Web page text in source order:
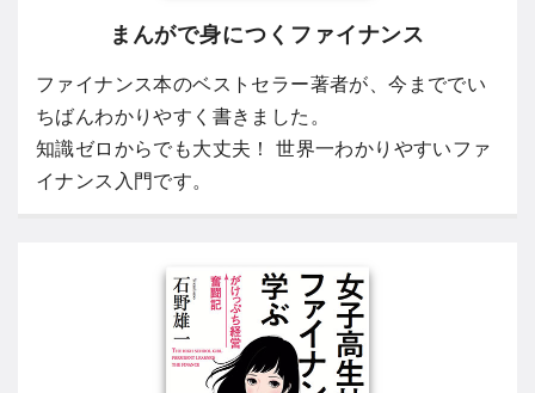
まんがで身につくファイナンス
ファイナンス本のベストセラー著者が、今まででい
ちばんわかりやすく書きました。
知識ゼロからでも大丈夫！ 世界一わかりやすいファ
イナンス入門です。